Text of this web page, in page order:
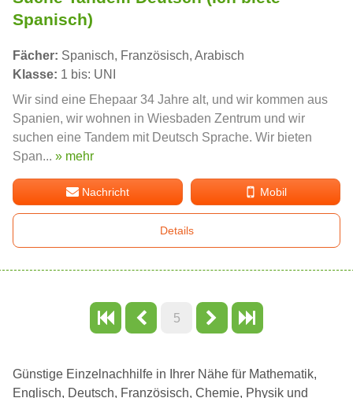
Spanisch)
Fächer: Spanisch, Französisch, Arabisch
Klasse: 1 bis: UNI
Wir sind eine Ehepaar 34 Jahre alt, und wir kommen aus
Spanien, wir wohnen in Wiesbaden Zentrum und wir
suchen eine Tandem mit Deutsch Sprache. Wir bieten
Span... » mehr
Nachricht Mobil
Details
5
Günstige Einzelnachhilfe in Ihrer Nähe für Mathematik,
Englisch, Deutsch, Französisch, Chemie, Physik und